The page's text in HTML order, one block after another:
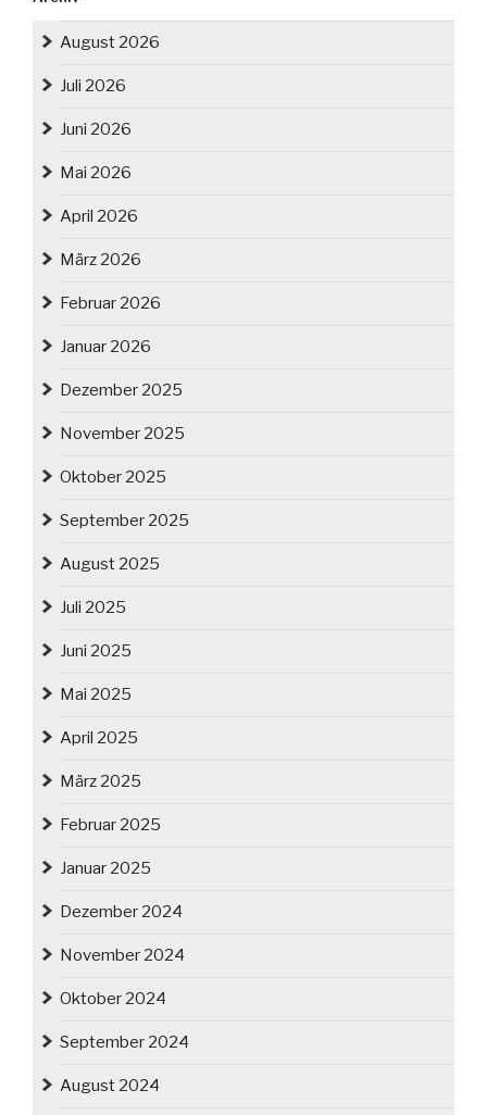
August 2026
Juli 2026
Juni 2026
Mai 2026
April 2026
März 2026
Februar 2026
Januar 2026
Dezember 2025
November 2025
Oktober 2025
September 2025
August 2025
Juli 2025
Juni 2025
Mai 2025
April 2025
März 2025
Februar 2025
Januar 2025
Dezember 2024
November 2024
Oktober 2024
September 2024
August 2024